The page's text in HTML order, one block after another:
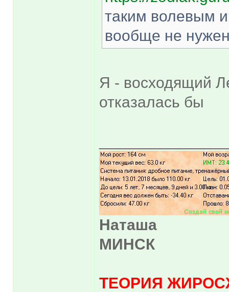
таким волевым
вообще не
Я - восходящий
отказалась бы
Наташа
МИНСК
ТЕОРИЯ